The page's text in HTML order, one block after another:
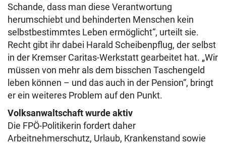
Schande, dass man diese Verantwortung
herumschiebt und behinderten Menschen kein
selbstbestimmtes Leben ermöglicht“, urteilt sie.
Recht gibt ihr dabei Harald Scheibenpflug, der selbst
in der Kremser Caritas-Werkstatt gearbeitet hat. „Wir
müssen von mehr als dem bisschen Taschengeld
leben können – und das auch in der Pension“, bringt
er ein weiteres Problem auf den Punkt.
Volksanwaltschaft wurde aktiv
Die FPÖ-Politikerin fordert daher
Arbeitnehmerschutz, Urlaub, Krankenstand sowie